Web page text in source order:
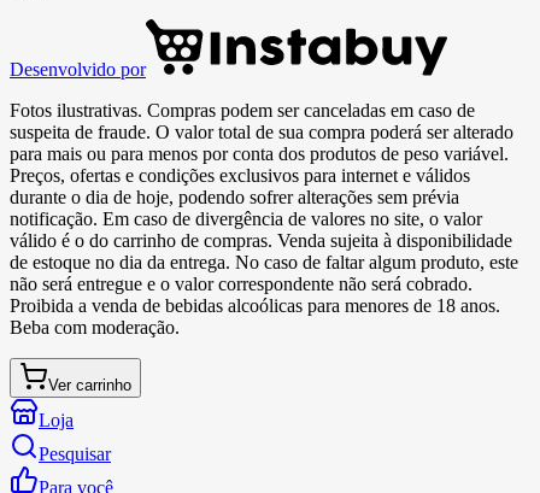
Desenvolvido por
Fotos ilustrativas. Compras podem ser canceladas em caso de
suspeita de fraude. O valor total de sua compra poderá ser alterado
para mais ou para menos por conta dos produtos de peso variável.
Preços, ofertas e condições exclusivos para internet e válidos
durante o dia de hoje, podendo sofrer alterações sem prévia
notificação. Em caso de divergência de valores no site, o valor
válido é o do carrinho de compras. Venda sujeita à disponibilidade
de estoque no dia da entrega. No caso de faltar algum produto, este
não será entregue e o valor correspondente não será cobrado.
Proibida a venda de bebidas alcoólicas para menores de 18 anos.
Beba com moderação.
Ver carrinho
Loja
Pesquisar
Para você